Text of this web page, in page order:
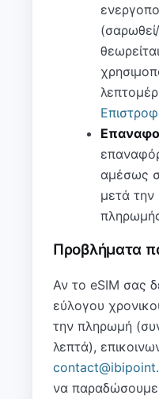
αμέσως
μετά την
Προβλήματα
Αν το eSIM σας
εύλογου
την πληρωμή
λεπτά),
να